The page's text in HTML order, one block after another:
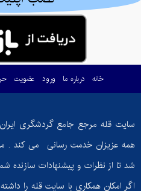
خانه درباره ما ورود عضویت
سایت قله مرجع جامع گردشگری
همه عزیزان خدمت رسانی می کند .
شد تا از نظرات و پیشنهادات سازنده
اگر امکان همکاری با سایت قله را